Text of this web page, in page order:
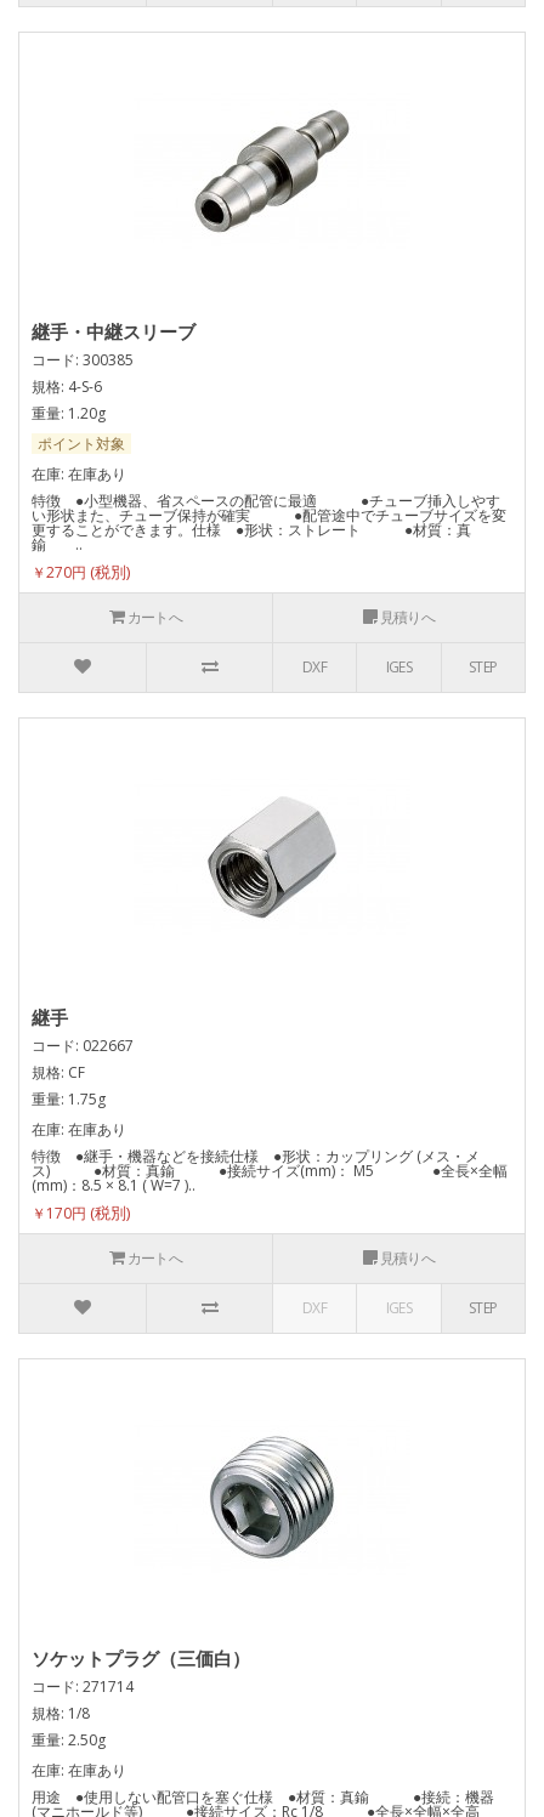
継手・中継スリーブ
コード: 300385
規格: 4-S-6
重量: 1.20g
ポイント対象
在庫: 在庫あり
特徴 ●小型機器、省スペースの配管に最適 ●チューブ挿入しやす
い形状また、チューブ保持が確実 ●配管途中でチューブサイズを変
更することができます。仕様 ●形状：ストレート ●材質：真
鍮 ..
￥270円
カートへ 見積りへ
DXF IGES STEP
継手
コード: 022667
規格: CF
重量: 1.75g
在庫: 在庫あり
特徴 ●継手・機器などを接続仕様 ●形状：カップリング (メス・メ
ス) ●材質：真鍮 ●接続サイズ(mm)： M5 ●全長×全幅
(mm)：8.5 × 8.1 ( W=7 )..
￥170円
カートへ 見積りへ
DXF IGES STEP
ソケットプラグ（三価白）
コード: 271714
規格: 1/8
重量: 2.50g
在庫: 在庫あり
用途 ●使用しない配管口を塞ぐ仕様 ●材質：真鍮 ●接続：機器
(マニホールド等) ●接続サイズ：Rc 1/8 ●全長×全幅×全高